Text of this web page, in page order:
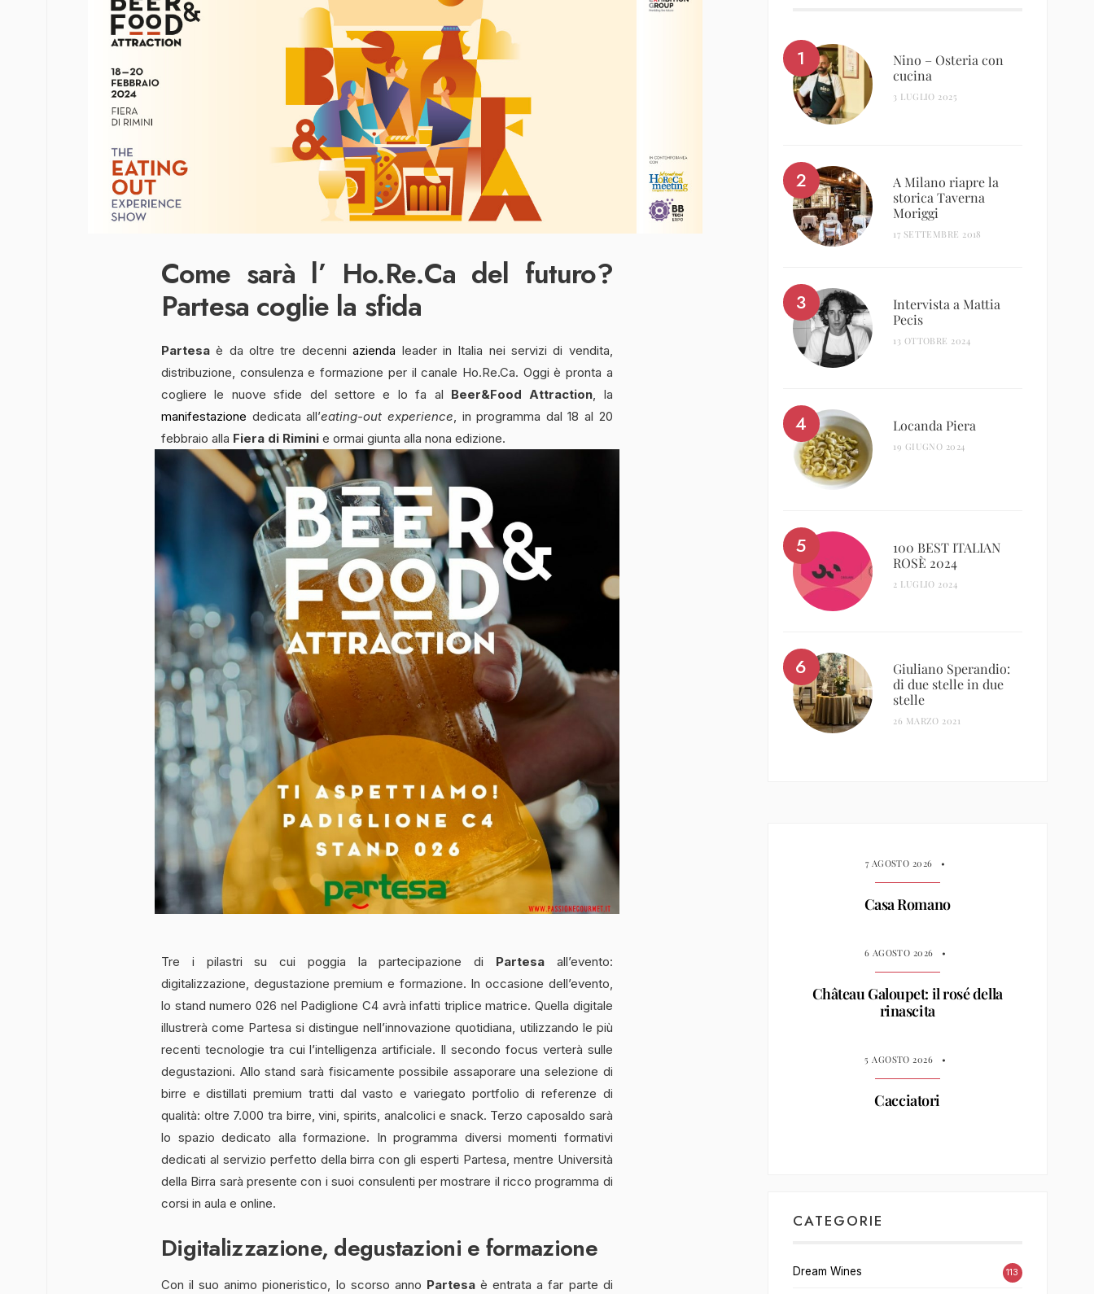
Come sarà l’ Ho.Re.Ca del futuro?
Partesa coglie la sfida
Partesa è da oltre tre decenniazienda leader in Italia nei servizi di vendita,
distribuzione, consulenza e formazione per il canale Ho.Re.Ca. Oggi è pronta a
cogliere le nuove sfide del settore e lo fa al Beer&Food Attraction, la
manifestazione dedicata all’eating-out experience, in programma dal 18 al 20
febbraio alla Fiera di Rimini e ormai giunta alla nona edizione.
Tre i pilastri su cui poggia la partecipazione di Partesaall’evento:
digitalizzazione, degustazione premium e formazione. In occasione dell’evento,
lo stand numero 026 nel Padiglione C4 avrà infatti triplice matrice. Quella digitale
illustrerà come Partesa si distingue nell’innovazione quotidiana, utilizzando le più
recenti tecnologie tra cui l’intelligenza artificiale. Il secondo focus verterà sulle
degustazioni. Allo stand sarà fisicamente possibile assaporare una selezione di
birre e distillati premium tratti dal vasto e variegato portfolio di referenze di
qualità: oltre 7.000 tra birre, vini, spirits, analcolici e snack. Terzo caposaldo sarà
lo spazio dedicato alla formazione. In programma diversi momenti formativi
dedicati al servizio perfetto della birra con gli esperti Partesa, mentre Università
della Birra sarà presente con i suoi consulenti per mostrare il ricco programma di
corsi in aula e online.
Digitalizzazione, degustazioni e formazione
Con il suo animo pioneristico, lo scorso anno Partesa è entrata a far parte di
Nino – Osteria con
cucina
3 LUGLIO 2025
A Milano riapre la
storica Taverna
Moriggi
17 SETTEMBRE 2018
Intervista a Mattia
Pecis
13 OTTOBRE 2024
Locanda Piera
19 GIUGNO 2024
100 BEST ITALIAN
ROSÈ 2024
2 LUGLIO 2024
Giuliano Sperandio:
di due stelle in due
stelle
26 MARZO 2021
7 AGOSTO 2026 •
Casa Romano
6 AGOSTO 2026 •
Château Galoupet: il rosé della
rinascita
5 AGOSTO 2026 •
Cacciatori
CATEGORIE
Dream Wines 113